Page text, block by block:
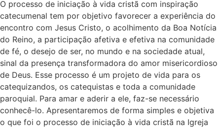
O processo de iniciação à vida cristã com inspiração
catecumenal tem por objetivo favorecer a experiência do
encontro com Jesus Cristo, o acolhimento da Boa Notícia
do Reino, a participação afetiva e efetiva na comunidade
de fé, o desejo de ser, no mundo e na sociedade atual,
sinal da presença transformadora do amor misericordioso
de Deus. Esse processo é um projeto de vida para os
catequizandos, os catequistas e toda a comunidade
paroquial. Para amar e aderir a ele, faz-se necessário
conhecê-lo. Apresentaremos de forma simples e objetiva
o que foi o processo de iniciação à vida cristã na Igreja